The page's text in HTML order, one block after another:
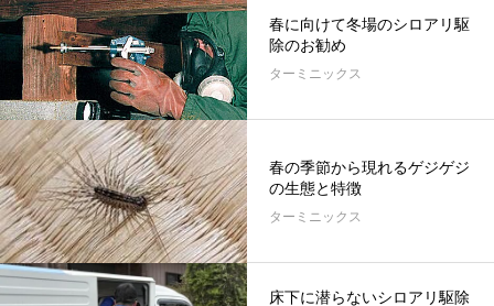
春に向けて冬場のシロアリ駆
除のお勧め
ターミニックス
春の季節から現れるゲジゲジ
の生態と特徴
ターミニックス
床下に潜らないシロアリ駆除